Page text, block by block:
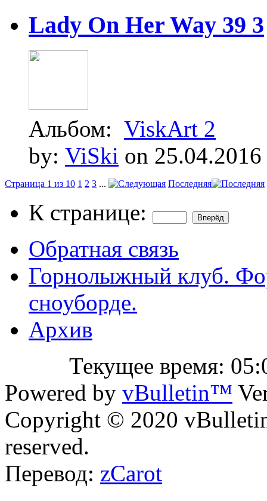
Lady On Her Way 39 3
Альбом: ViskArt 2
by: ViSki on 25.04.2016
Страница 1 из 10 1 2 3 ... Последняя
К странице:
Обратная связь
Горнолыжный клуб.
сноуборде.
Архив
Текущее время:
Powered by vBulletin™
Copyright © 2020
reserved.
Перевод: zCarot